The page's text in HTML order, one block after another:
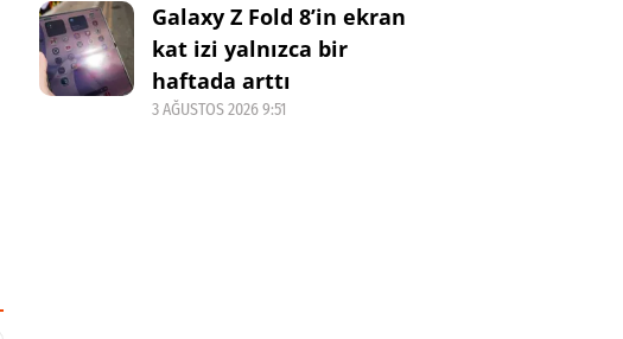
Galaxy Z Fold 8’in ekran
kat izi yalnızca bir
haftada arttı
3 AĞUSTOS 2026 9:51